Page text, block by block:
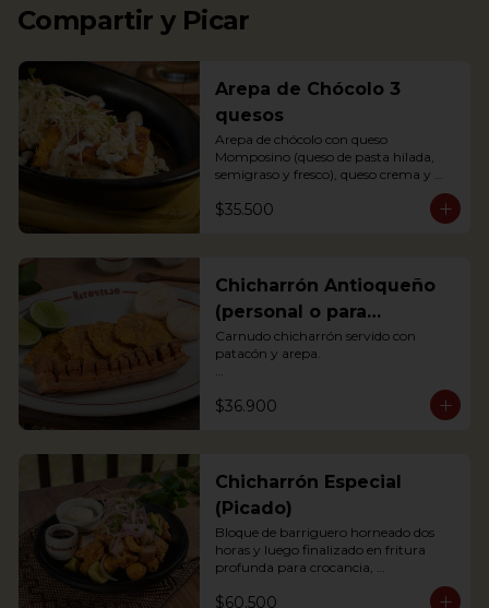
Compartir y Picar
Arepa de Chócolo 3
quesos
Arepa de chócolo con queso
Momposino (queso de pasta hilada,
semigraso y fresco), queso crema y
Sweet corn Arepa with 3 types of
$35.500
Chicharrón Antioqueño
(personal o para
compartir)
Carnudo chicharrón servido con
patacón y arepa.
patacón y arepa.
plantain and arepa
$36.900
Chicharrón Especial
(Picado)
Bloque de barriguero horneado dos
horas y luego finalizado en fritura
profunda para crocancia,
cebolla acevichada y reducción de
$60.500